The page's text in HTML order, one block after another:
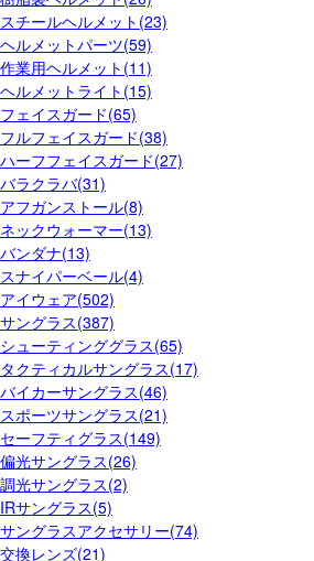
スチールヘルメット(23)
ヘルメットパーツ(59)
作業用ヘルメット(11)
ヘルメットライト(15)
フェイスガード(65)
フルフェイスガード(38)
ハーフフェイスガード(27)
バラクラバ(31)
アフガンストール(8)
ネックウォーマー(13)
バンダナ(13)
スナイパーベール(4)
アイウェア(502)
サングラス(387)
シューティンググラス(65)
タクティカルサングラス(17)
バイカーサングラス(46)
スポーツサングラス(21)
セーフティグラス(149)
偏光サングラス(26)
調光サングラス(2)
IRサングラス(5)
サングラスアクセサリー(74)
交換レンズ(21)